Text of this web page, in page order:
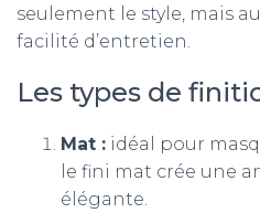
seulement le style, mais
facilité d’entretien.
Les types de
Mat : idéal pour
le fini mat crée une
élégante.